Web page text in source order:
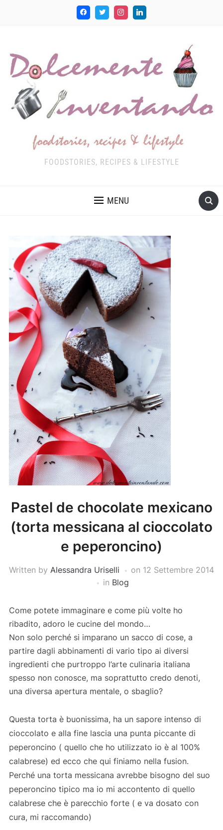
FOODSTORIES, RECIPES & LIFESTYLE
MENU
Pastel de chocolate mexicano
(torta messicana al cioccolato
e peperoncino)
Written by Alessandra Uriselli on 12 Settembre 2014
in Blog
Come potete immaginare e come più volte ho
ribadito, adoro le cucine del mondo…
Non solo perché si imparano un sacco di cose, a
partire dagli abbinamenti di vario tipo ai diversi
ingredienti che purtroppo l’arte culinaria italiana
spesso non conosce, ma soprattutto credo denoti,
una diversa apertura mentale, o sbaglio?
Questa torta è buonissima, ha un sapore intenso di
cioccolato e alla fine lascia una punta piccante di
peperoncino ( quello che ho utilizzato io è al 100%
calabrese) ed ecco che qui finiamo nella fusion.
Perché una torta messicana avrebbe bisogno del suo
peperoncino tipico ma io mi accontento di quello
calabrese che è parecchio forte ( e va dosato con
cura, mi raccomando)